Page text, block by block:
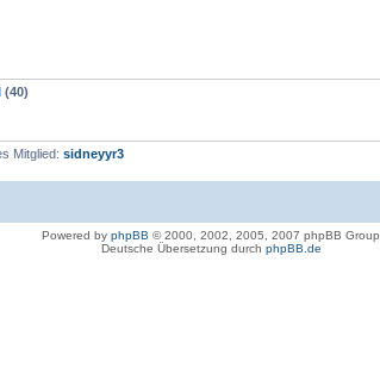
(40)
Mitglied: sidneyyr3
Powered by phpBB © 2000, 2002, 2005, 2007 phpBB Group
Deutsche Übersetzung durch phpBB.de